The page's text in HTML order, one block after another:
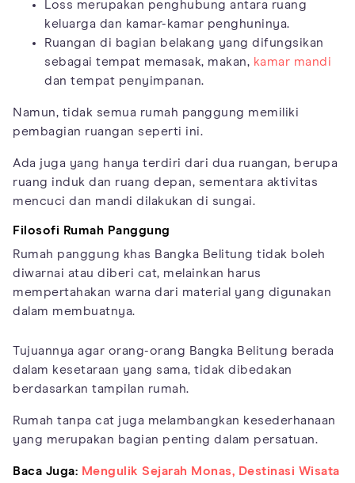
Loss merupakan penghubung antara ruang
keluarga dan kamar-kamar penghuninya.
Ruangan di bagian belakang yang difungsikan
sebagai tempat memasak, makan, kamar mandi
dan tempat penyimpanan.
Namun, tidak semua rumah panggung memiliki
pembagian ruangan seperti ini.
Ada juga yang hanya terdiri dari dua ruangan, berupa
ruang induk dan ruang depan, sementara aktivitas
mencuci dan mandi dilakukan di sungai.
Filosofi Rumah Panggung
Rumah panggung khas Bangka Belitung tidak boleh
diwarnai atau diberi cat, melainkan harus
mempertahakan warna dari material yang digunakan
dalam membuatnya.
Tujuannya agar orang-orang Bangka Belitung berada
dalam kesetaraan yang sama, tidak dibedakan
berdasarkan tampilan rumah.
Rumah tanpa cat juga melambangkan kesederhanaan
yang merupakan bagian penting dalam persatuan.
Baca Juga: Mengulik Sejarah Monas, Destinasi Wisata